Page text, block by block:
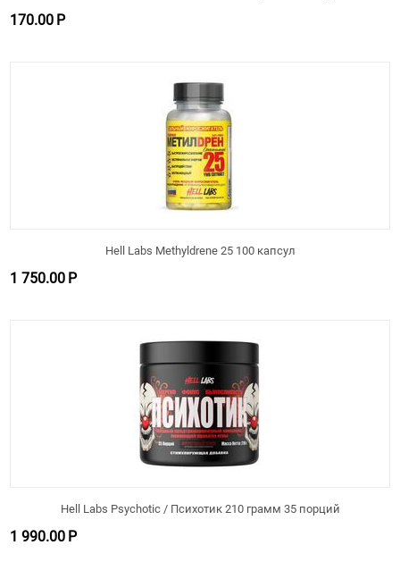
170.00 Р
Hell Labs Methyldrene 25 100 капсул
1 750.00 Р
Hell Labs Psychotic / Психотик 210 грамм 35 порций
1 990.00 Р